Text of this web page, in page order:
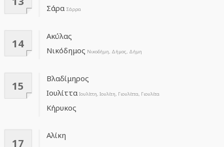
Σάρα Σάρρα
14
Ακύλας
Νικόδημος Νικοδήμη, Δήμος, Δήμη
15
Βλαδίμηρος
Ιουλίττα Ιουλίττη, Ιουλίτη, Γιουλίττα, Γιουλίτα
Κήρυκος
17
Αλίκη